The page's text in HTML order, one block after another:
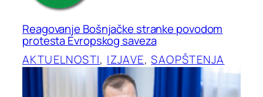
Reagovanje Bošnjačke stranke povodom
protesta Evropskog saveza
AKTUELNOSTI, IZJAVE, SAOPŠTENJA